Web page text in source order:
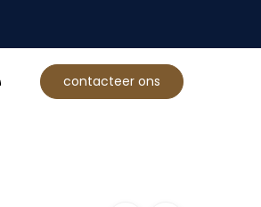
contacteer ons